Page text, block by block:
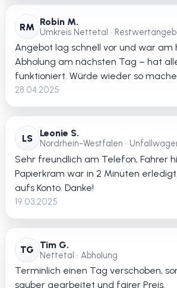
RM Robin M.
Umkreis Nettetal •
Angebot lag schnell vor und war am
Abholung am nächsten Tag – hat
funktioniert. Würde wieder so
28.04.2025
LS Leonie S.
Nordrhein-Westfalen •
Sehr freundlich am Telefon, Fahrer
Papierkram war in 2 Minuten
aufs Konto. Danke!
19.03.2025
TG Tim G.
Nettetal • Abholung
Terminlich einen Tag verschoben,
sauber gearbeitet und fairer Preis.